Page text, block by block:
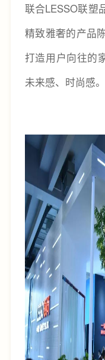
联合LESSO联塑
精致雅奢的产品
打造用户向往的
未来感、时尚感。